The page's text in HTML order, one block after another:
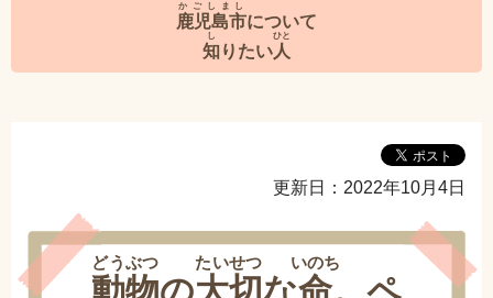
鹿児島市
かごしまし
について
知
し
りたい人
ひと
更新日：2022年10月4日
どうぶつ たいせつ いのち